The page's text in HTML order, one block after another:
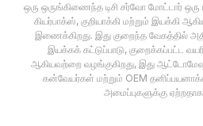
ஒரு ஒருங்கிணைந்த டிசி சர்வோ மோட்டார் ஒரு
கியர்பாக்ஸ், குறியாக்கி மற்றும் இயக்கி
இணைக்கிறது. இது குறைந்த வேகத்தில்
இயக்கக் கட்டுப்பாடு, குறைக்கப்பட்ட
ஆகியவற்றை வழங்குகிறது, இது
கன்வேயர்கள் மற்றும் OEM
அமைப்புகளுக்கு